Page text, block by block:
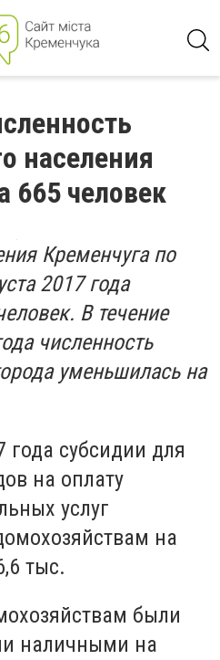
населения
665 человек
Кременчуга по
2017 года
В течение
численность
уменьшилась на
года субсидии для
на оплату
услуг
на
тыс.
были
наличными на